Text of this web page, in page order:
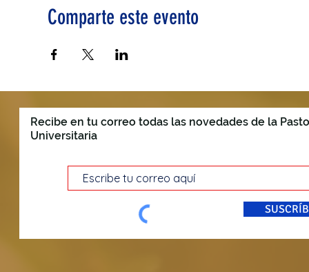
Comparte este evento
Recibe en tu correo todas las novedades de la
Universitaria